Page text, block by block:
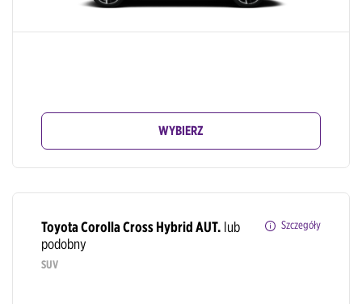
WYBIERZ
Toyota Corolla Cross Hybrid AUT. lub
podobny
Szczegóły
SUV